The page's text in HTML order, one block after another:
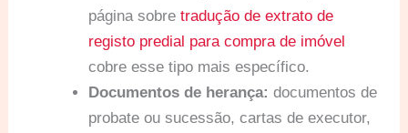
página sobretradução de extrato de
registo predial para compra de imóvel
cobre esse tipo mais específico.
Documentos de herança: documentos de
probate ou sucessão, cartas de executor,